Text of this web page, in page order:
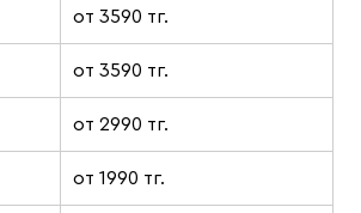
от 3590 тг.
от 3590 тг.
от 2990 тг.
от 1990 тг.